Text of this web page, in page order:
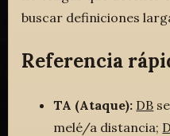
buscar definiciones
Referencia
TA (Ataque): DB
melé/a distancia;